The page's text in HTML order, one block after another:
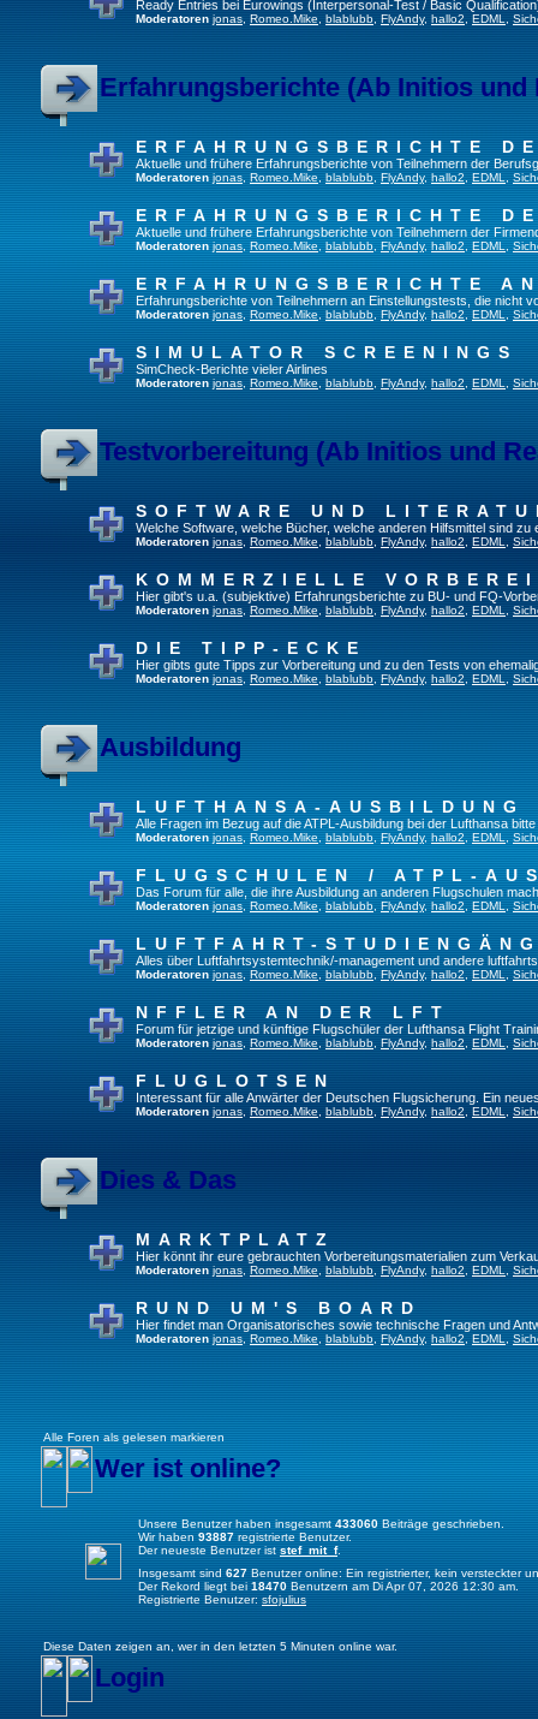
Ready Entries bei Eurowings (Interpersonal-Test / Basic
Moderatoren jonas Romeo.Mike blablubb FlyAndy, hallo2 EDML
Erfahrungsberichte (Ab Initios und
ERFAHRUNGSBERICHTE
Aktuelle und frühere Erfahrungsberichte von Teilnehmern der
Moderatoren jonas Romeo.Mike blablubb FlyAndy, hallo2 EDML
ERFAHRUNGSBERICHTE
Aktuelle und frühere Erfahrungsberichte von Teilnehmern der
Moderatoren jonas Romeo.Mike blablubb FlyAndy, hallo2 EDML
ERFAHRUNGSBERICHTE
Erfahrungsberichte von Teilnehmern an Einstellungstests, die nicht
Moderatoren jonas Romeo.Mike blablubb FlyAndy, hallo2 EDML
SIMULATOR SCREENINGS
SimCheck-Berichte vieler Airlines
Moderatoren jonas Romeo.Mike blablubb FlyAndy, hallo2 EDML
Testvorbereitung (Ab Initios und
SOFTWARE UND
Welche Software, welche Bücher, welche anderen Hilfsmittel sind zu
Moderatoren jonas Romeo.Mike blablubb FlyAndy, hallo2 EDML
KOMMERZIELLE
Hier gibt's u.a. (subjektive) Erfahrungsberichte zu BU- und FQ-
Moderatoren jonas Romeo.Mike blablubb FlyAndy, hallo2 EDML
DIE TIPP-ECKE
Hier gibts gute Tipps zur Vorbereitung und zu den Tests von
Moderatoren jonas Romeo.Mike blablubb FlyAndy, hallo2 EDML
Ausbildung
LUFTHANSA-AUSBILDUNG
Alle Fragen im Bezug auf die ATPL-Ausbildung bei der Lufthansa
Moderatoren jonas Romeo.Mike blablubb FlyAndy, hallo2 EDML
FLUGSCHULEN / ATPL-
Das Forum für alle, die ihre Ausbildung an anderen Flugschulen
Moderatoren jonas Romeo.Mike blablubb FlyAndy, hallo2 EDML
LUFTFAHRT-
Alles über Luftfahrtsystemtechnik/-management und andere
Moderatoren jonas Romeo.Mike blablubb FlyAndy, hallo2 EDML
NFFLER AN DER LFT
Forum für jetzige und künftige Flugschüler der Lufthansa Flight
Moderatoren jonas Romeo.Mike blablubb FlyAndy, hallo2 EDML
FLUGLOTSEN
Interessant für alle Anwärter der Deutschen Flugsicherung. Ein
Moderatoren jonas Romeo.Mike blablubb FlyAndy, hallo2 EDML
Dies & Das
MARKTPLATZ
Hier könnt ihr eure gebrauchten Vorbereitungsmaterialien zum
Moderatoren jonas Romeo.Mike blablubb FlyAndy, hallo2 EDML
RUND UM'S BOARD
Hier findet man Organisatorisches sowie technische Fragen und
Moderatoren jonas Romeo.Mike blablubb FlyAndy, hallo2 EDML
Alle Foren als gelesen markieren
Wer ist online?
Unsere Benutzer haben insgesamt 433060 Beiträge geschrieben.
Wir haben 93887 registrierte Benutzer.
Der neueste Benutzer ist stef_mit_f.
Insgesamt sind 627 Benutzer online: Ein registrierter, kein versteckter
Der Rekord liegt bei 18470 Benutzern am Di Apr 07, 2026 12:30 am.
Registrierte Benutzer: sfojulius
Diese Daten zeigen an, wer in den letzten 5 Minuten online war.
Login